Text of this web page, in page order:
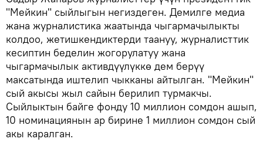
"Мейкин" сыйлыгын негиздеген. Демилге медиа
жана журналистика жаатында чыгармачылыкты
колдоо, жетишкендиктерди таануу, журналисттик
кесиптин беделин жогорулатуу жана
чыгармачылык активдүүлүккө дем берүү
максатында иштелип чыкканы айтылган. "Мейкин"
сый акысы жыл сайын берилип турмакчы.
Сыйлыктын байге фонду 10 миллион сомдон ашып,
10 номинациянын ар бирине 1 миллион сомдон сый
акы каралган.